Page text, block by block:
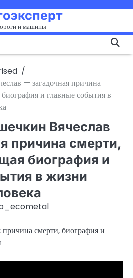
и машины
— загадочная причина
и главные события в
Вячеслав
причина смерти,
биография и
в жизни